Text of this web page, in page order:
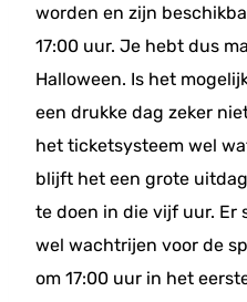
worden en zijn
17:00 uur. Je hebt dus
Halloween. Is het
een drukke dag zeker
het ticketsysteem wel
blijft het een grote
te doen in die vijf uur. Er
wel wachtrijen voor de
om 17:00 uur in het